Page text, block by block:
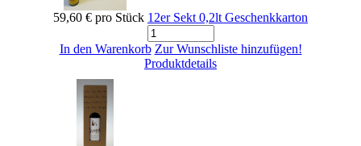
59,60 € pro Stück 12er Sekt 0,2lt Geschenkkarton
In den Warenkorb Zur Wunschliste hinzufügen!
Produktdetails